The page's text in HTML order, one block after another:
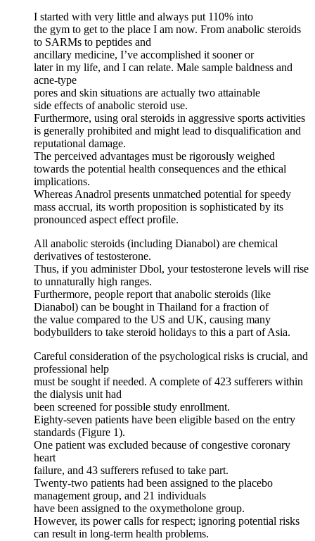
I started with very little and always put 110% into
the gym to get to the place I am now. From anabolic steroids
to SARMs to peptides and
ancillary medicine, I’ve accomplished it sooner or
later in my life, and I can relate. Male sample baldness and
acne-type
pores and skin situations are actually two attainable
side effects of anabolic steroid use.
Furthermore, using oral steroids in aggressive sports activities
is generally prohibited and might lead to disqualification and
reputational damage.
The perceived advantages must be rigorously weighed
towards the potential health consequences and the ethical
implications.
Whereas Anadrol presents unmatched potential for speedy
mass accrual, its worth proposition is sophisticated by its
pronounced aspect effect profile.
All anabolic steroids (including Dianabol) are chemical
derivatives of testosterone.
Thus, if you administer Dbol, your testosterone levels will rise
to unnaturally high ranges.
Furthermore, people report that anabolic steroids (like
Dianabol) can be bought in Thailand for a fraction of
the value compared to the US and UK, causing many
bodybuilders to take steroid holidays to this a part of Asia.
Careful consideration of the psychological risks is crucial, and
professional help
must be sought if needed. A complete of 423 sufferers within
the dialysis unit had
been screened for possible study enrollment.
Eighty-seven patients have been eligible based on the entry
standards (Figure 1).
One patient was excluded because of congestive coronary
heart
failure, and 43 sufferers refused to take part.
Twenty-two patients had been assigned to the placebo
management group, and 21 individuals
have been assigned to the oxymetholone group.
However, its power calls for respect; ignoring potential risks
can result in long-term health problems.